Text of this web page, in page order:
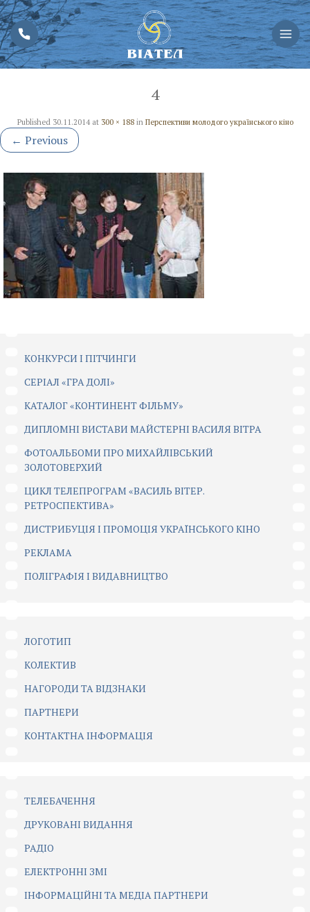
4
Published 30.11.2014at 300 × 188in Перспективи молодого українського кіно
← Previous
КОНКУРСИ І ПІТЧИНГИ
CЕРІАЛ «ГРА ДОЛІ»
КАТАЛОГ «КОНТИНЕНТ ФІЛЬМУ»
ДИПЛОМНІ ВИСТАВИ МАЙСТЕРНІ ВАСИЛЯ ВІТРА
ФОТОАЛЬБОМИ ПРО МИХАЙЛІВСЬКИЙ
ЗОЛОТОВЕРХИЙ
ЦИКЛ ТЕЛЕПРОГРАМ «ВАСИЛЬ ВІТЕР.
РЕТРОСПЕКТИВА»
ДИСТРИБУЦІЯ І ПРОМОЦІЯ УКРАЇНСЬКОГО КІНО
РЕКЛАМА
ПОЛІГРАФІЯ І ВИДАВНИЦТВО
ЛОГОТИП
КОЛЕКТИВ
НАГОРОДИ ТА ВІДЗНАКИ
ПАРТНЕРИ
КОНТАКТНА ІНФОРМАЦІЯ
ТЕЛЕБАЧЕННЯ
ДРУКОВАНІ ВИДАННЯ
РАДІО
ЕЛЕКТРОННІ ЗМІ
ІНФОРМАЦІЙНІ ТА МЕДІА ПАРТНЕРИ